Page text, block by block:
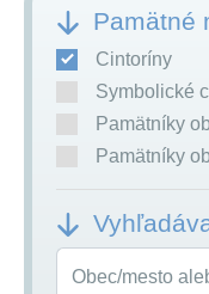
Pamätné
Cintoríny
Symbolické
Pamätníky
Pamätníky
Obec/mesto